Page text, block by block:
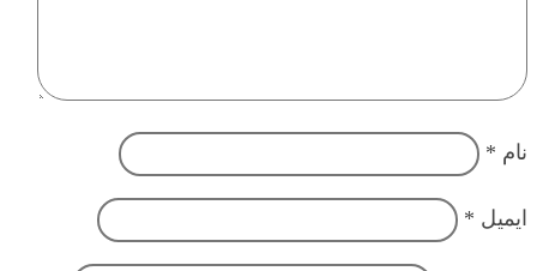
نام *
ایمیل *